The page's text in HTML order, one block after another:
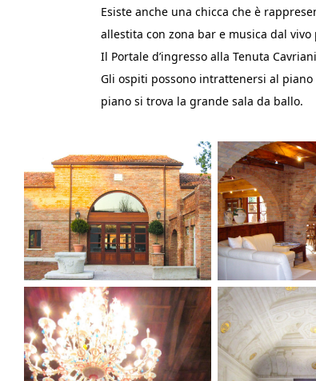
Esiste anche una chicca che è
allestita con zona bar e musica dal
Il Portale d’ingresso alla Tenuta
Gli ospiti possono intrattenersi al
piano si trova la grande sala da ballo.